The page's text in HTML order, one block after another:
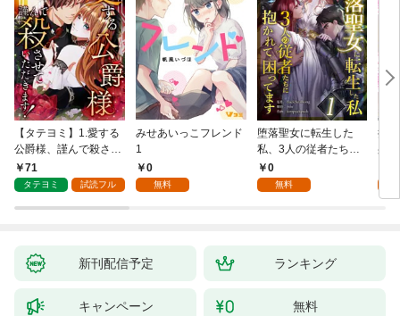
【タテヨミ】1.愛する
公爵様、謹んで殺させ
ていただきます！
71
タテヨミ 試読フル
みせあいっこフレンド
1
0
無料
堕落聖女に転生した
私、3人の従者たちに
抱かれて困ってます 第
1話
0
無料
授
身
新刊配信予定 ランキング
キャンペーン 無料